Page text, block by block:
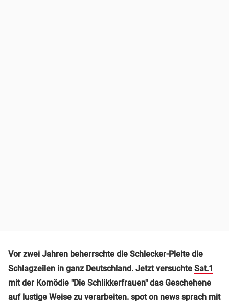
Vor zwei Jahren beherrschte die Schlecker-Pleite die
Schlagzeilen in ganz Deutschland. Jetzt versuchte Sat.1
mit der Komödie "Die Schlikkerfrauen" das Geschehene
auf lustige Weise zu verarbeiten. spot on news sprach mit